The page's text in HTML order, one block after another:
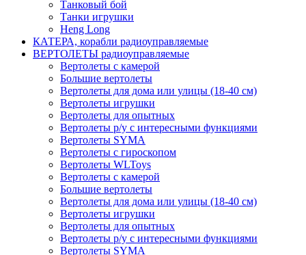
Танковый бой
Танки игрушки
Heng Long
КАТЕРА, корабли радиоуправляемые
ВЕРТОЛЕТЫ радиоуправляемые
Вертолеты с камерой
Большие вертолеты
Вертолеты для дома или улицы (18-40 см)
Вертолеты игрушки
Вертолеты для опытных
Вертолеты р/у с интересными функциями
Вертолеты SYMA
Вертолеты с гироскопом
Вертолеты WLToys
Вертолеты с камерой
Большие вертолеты
Вертолеты для дома или улицы (18-40 см)
Вертолеты игрушки
Вертолеты для опытных
Вертолеты р/у с интересными функциями
Вертолеты SYMA